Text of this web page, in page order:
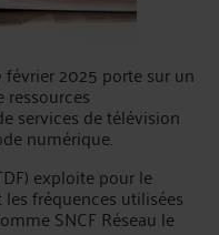
2025 porte sur un
services de télévision
numérique.
exploite pour le
fréquences utilisées
SNCF Réseau le